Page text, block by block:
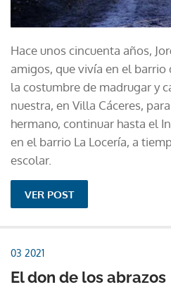
Hace unos cincuenta años,
amigos, que vivía en el
la costumbre de madrugar y
nuestra, en Villa Cáceres,
hermano, continuar hasta el
en el barrio La Locería, a
escolar.
VER POST
03 2021
El don de los abrazos